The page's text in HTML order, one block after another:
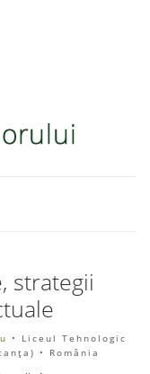
strategii
• Liceul Tehnologic
• România